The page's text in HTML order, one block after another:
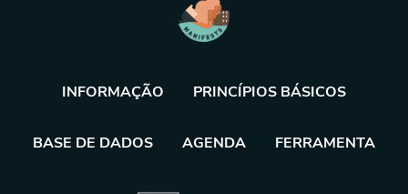
INFORMAÇÃO PRINCÍPIOS BÁSICOS
BASE DE DADOS AGENDA FERRAMENTA